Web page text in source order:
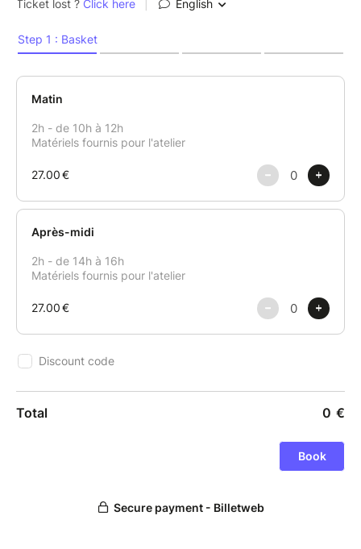
- le calme intérieur et la relaxation,
- la créativité,
Alors, si tu veux vivre une expérience de reconnexion
à ton être dans un lieu propice à la déconnexion,
inscris-toi dès maintenant.
Tu viens comme tu es, et rien à penser car le matériel
est fourni !
de décider...